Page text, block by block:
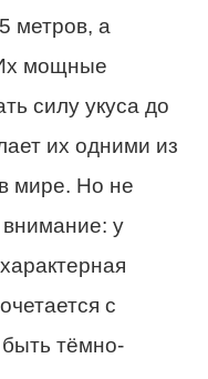
метров, а
мощные
силу укуса до
их одними из
мире. Но не
внимание: у
с
тёмно-